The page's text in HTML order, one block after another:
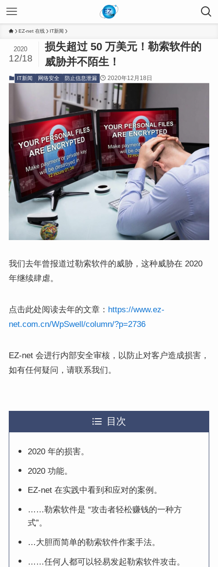
EZ-net 在线 IT新闻
损失超过 50 万美元！勒索软件的
威胁并不陌生！
2020
12/18
IT新闻 网络安全 防止信息泄漏 2020年12月18日
我们去年曾报道过勒索软件的威胁，这种威胁在 2020
年继续肆虐。
点击此处阅读去年的文章： https://www.ez-
net.com.cn/WpSwell/column/?p=2736
EZ-net 会进行内部安全审核，以防止对客户造成损害，
如有任何疑问，请联系我们。
目次
2020 年的损害。
2020 功能。
EZ-net 在实践中看到和应对的案例。
……勒索软件是 “攻击者轻松赚钱的一种方
式”。
…大胆而简单的勒索软件作案手法。
……任何人都可以轻易发起勒索软件攻击。